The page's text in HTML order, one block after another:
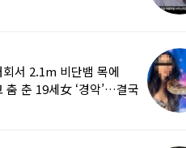
회서 2.1m 비단뱀 목에
춤 춘 19세女 ‘경악’…결국